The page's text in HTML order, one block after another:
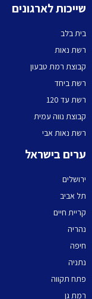
שייכות לארגונים
בית בלב
רשת נאות
קבוצת רמת טבעון
רשת ביחד
רשת עד 120
קבוצת נווה עמית
רשת נאות אבי
ערים בישראל
ירושלים
תל אביב
קריית חיים
נהריה
חיפה
נתניה
פתח תקווה
רמת גן